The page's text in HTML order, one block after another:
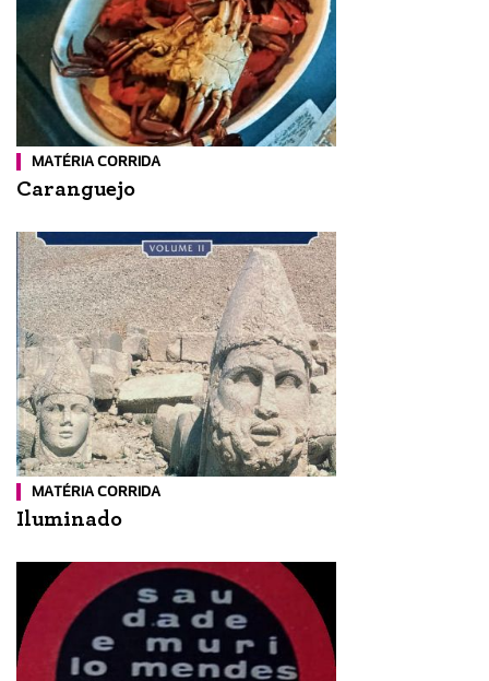
MATÉRIA CORRIDA
Caranguejo
MATÉRIA CORRIDA
Iluminado